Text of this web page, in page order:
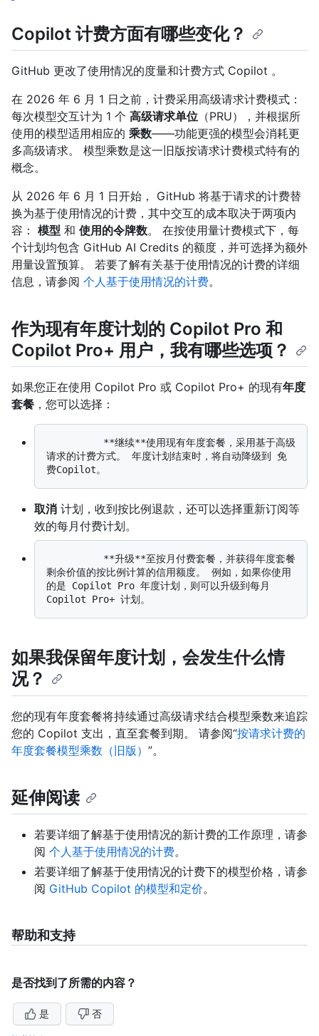
Copilot 计费方面有哪些变化？
GitHub 更改了使用情况的度量和计费方式 Copilot 。
在 2026 年 6 月 1 日之前，计费采用高级请求计费模式：
每次模型交互计为 1 个 高级请求单位 （PRU），并根据所
使用的模型适用相应的 乘数——功能更强的模型会消耗更
多高级请求。 模型乘数是这一旧版按请求计费模式特有的
概念。
从 2026 年 6 月 1 日开始， GitHub 将基于请求的计费替
换为基于使用情况的计费，其中交互的成本取决于两项内
容： 模型 和 使用的令牌数。 在按使用量计费模式下，每
个计划均包含 GitHub AI Credits 的额度，并可选择为额外
用量设置预算。 若要了解有关基于使用情况的计费的详细
信息，请参阅 个人基于使用情况的计费。
作为现有年度计划的 Copilot Pro 和
Copilot Pro+ 用户，我有哪些选项？
如果您正在使用 Copilot Pro 或 Copilot Pro+ 的现有年度
套餐 ，您可以选择：
请求的计费方式。 年度计划结束时，将自动降级到 免
取消 计划，收到按比例退款，还可以选择重新订阅等
效的每月付费计划。
剩余价值的按比例计算的信用额度。 例如，如果你使用
的是 Copilot Pro 年度计划，则可以升级到每月
如果我保留年度计划，会发生什么情
况？
您的现有年度套餐将持续通过高级请求结合模型乘数来追踪
您的 Copilot 支出，直至套餐到期。 请参阅“按请求计费的
年度套餐模型乘数（旧版） ”。
延伸阅读
若要详细了解基于使用情况的新计费的工作原理，请参
阅 个人基于使用情况的计费。
若要详细了解基于使用情况的计费下的模型价格，请参
阅 GitHub Copilot 的模型和定价。
帮助和支持
是否找到了所需的内容？
是 否